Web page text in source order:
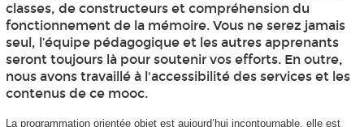
classes, de constructeurs et compréhension du
fonctionnement de la mémoire. Vous ne serez jamais
seul, l’équipe pédagogique et les autres apprenants
seront toujours là pour soutenir vos efforts. En outre,
nous avons travaillé à l'accessibilité des services et les
contenus de ce mooc.
La programmation orientée objet est aujourd’hui incontournable, elle est